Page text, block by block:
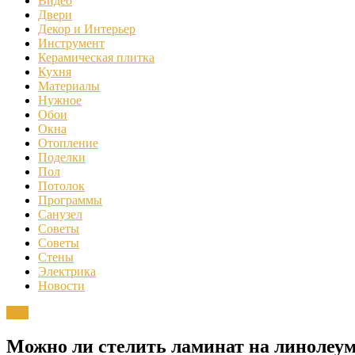
Двери
Декор и Интерьер
Инструмент
Керамическая плитка
Кухня
Материалы
Нужное
Обои
Окна
Отопление
Поделки
Пол
Потолок
Программы
Санузел
Советы
Советы
Стены
Электрика
Новости
Можно ли стелить ламинат на